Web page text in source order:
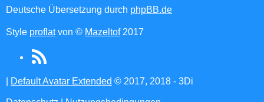
Deutsche Übersetzung durch phpBB.de
Style proflatvon © Mazeltof2017
RSS
(Opens
Default Avatar Extended © 2017, 2018 - 3Di